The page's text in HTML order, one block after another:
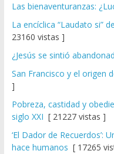
Las bienaventuranzas:
La encíclica “Laudato si”
23160 vistas ]
¿Jesús se sintió
San Francisco y el origen
]
Pobreza, castidad y
siglo XXI [ 21227 vistas ]
‘El Dador de Recuerdos’:
hace humanos [ 17265